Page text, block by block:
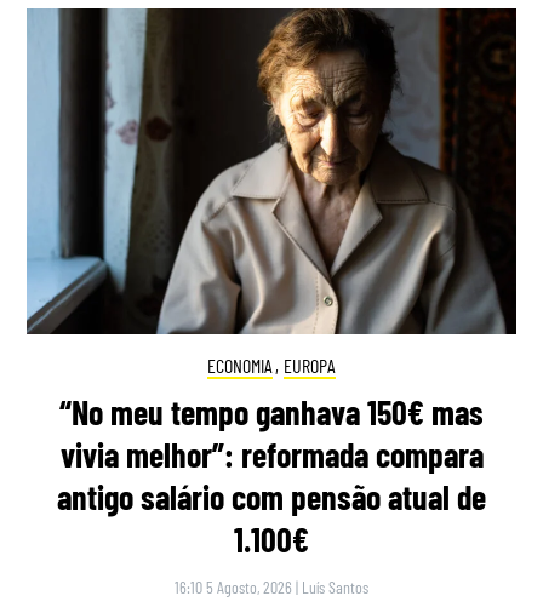
ECONOMIA , EUROPA
“No meu tempo ganhava 150€ mas
vivia melhor”: reformada compara
antigo salário com pensão atual de
1.100€
16:10 5 Agosto, 2026 | Luís Santos